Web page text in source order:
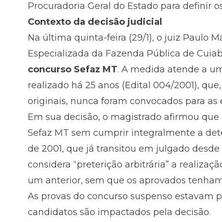
Procuradoria Geral do Estado para definir
Contexto da decisão judicial
Na última quinta-feira (29/1), o juiz Paulo
Especializada da Fazenda Pública de
concurso Sefaz MT. A medida atende a
realizado há 25 anos (Edital 004/2001),
originais, nunca foram convocados para
Em sua decisão, o magistrado afirmou
Sefaz MT sem cumprir integralmente a
de 2001, que já transitou em julgado
considera “preterição arbitrária” a
um anterior, sem que os aprovados
As provas do concurso suspenso estavam
candidatos são impactados pela decisão.